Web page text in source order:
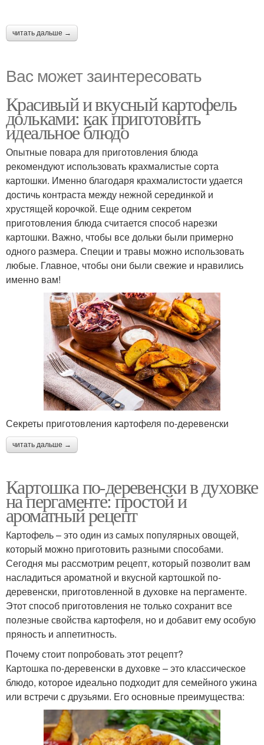
читать дальше →
Вас может заинтересовать
Красивый и вкусный картофель
дольками: как приготовить
идеальное блюдо
Опытные повара для приготовления блюда
рекомендуют использовать крахмалистые сорта
картошки. Именно благодаря крахмалистости удается
достичь контраста между нежной серединкой и
хрустящей корочкой. Еще одним секретом
приготовления блюда считается способ нарезки
картошки. Важно, чтобы все дольки были примерно
одного размера. Специи и травы можно использовать
любые. Главное, чтобы они были свежие и нравились
именно вам!
Секреты приготовления картофеля по-деревенски
читать дальше →
Картошка по-деревенски в духовке
на пергаменте: простой и
ароматный рецепт
Картофель – это один из самых популярных овощей,
который можно приготовить разными способами.
Сегодня мы рассмотрим рецепт, который позволит вам
насладиться ароматной и вкусной картошкой по-
деревенски, приготовленной в духовке на пергаменте.
Этот способ приготовления не только сохранит все
полезные свойства картофеля, но и добавит ему особую
пряность и аппетитность.
Почему стоит попробовать этот рецепт?
Картошка по-деревенски в духовке – это классическое
блюдо, которое идеально подходит для семейного ужина
или встречи с друзьями. Его основные преимущества: